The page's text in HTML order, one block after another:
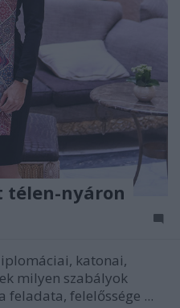
télen-nyáron
katonai,
milyen szabályok
feladata, felelőssége ...